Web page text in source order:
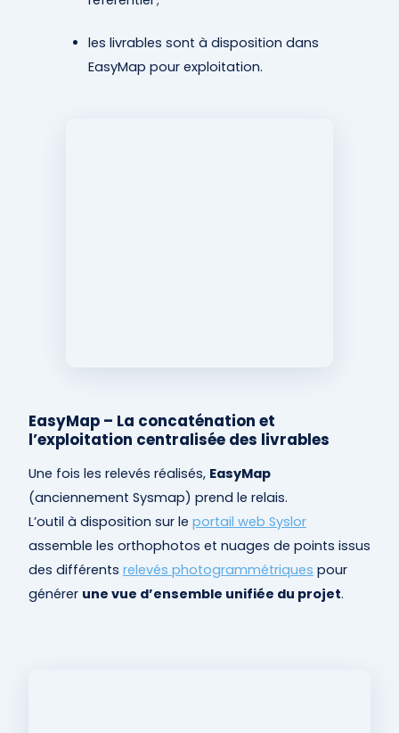
les livrables sont à disposition dans
EasyMap pour exploitation.
EasyMap – La concaténation et
l’exploitation centralisée des livrables
Une fois les relevés réalisés, EasyMap
(anciennement Sysmap) prend le relais.
L’outil à disposition sur le portail web Syslor
assemble les orthophotos et nuages de points issus
des différents relevés photogrammétriques pour
générer une vue d’ensemble unifiée du projet.